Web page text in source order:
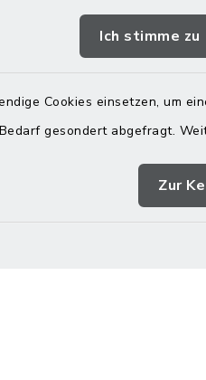
Ich stimme zu
Cookies einsetzen, um
gesondert abgefragt.
Zur